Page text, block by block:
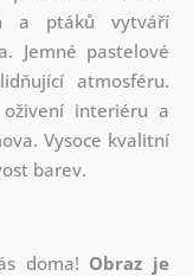
a ptáků vytváří
Jemné pastelové
atmosféru.
interiéru a
Vysoce kvalitní
barev.
doma! Obraz je